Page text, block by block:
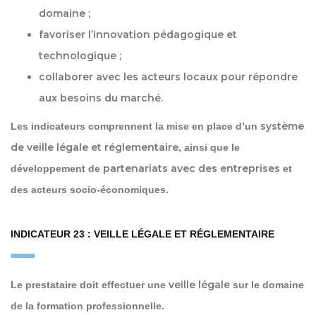
domaine ;
favoriser l’innovation pédagogique et
technologique ;
collaborer avec les acteurs locaux pour répondre
aux besoins du marché.
Les indicateurs comprennent la mise en place d’un système
de veille légale et réglementaire, ainsi que le
développement de partenariats avec des entreprises et
des acteurs socio-économiques.
INDICATEUR 23 : VEILLE LÉGALE ET RÉGLEMENTAIRE
Le prestataire doit effectuer une veille légale sur le domaine
de la formation professionnelle.